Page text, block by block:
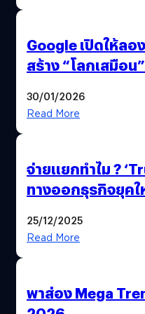
Google เปิดให้ลอ
สร้าง “โลกเสมือน
30/01/2026
Read More
จ่ายแยกทำไม ?
ทางออกธุรกิจยุคใ
25/12/2025
Read More
พาส่อง Mega